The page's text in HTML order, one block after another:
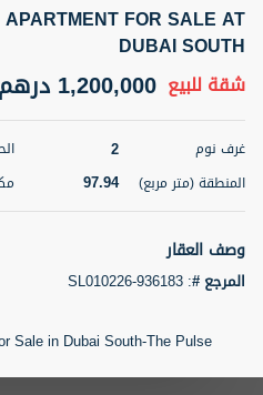
| 3 Bathrooms | 1,274.77 Sq
Ft | Ellington House II
شقة للبيع 4,100,000 درهم
22
TATIANA VEBER أتصل الأن
5 أشهر +
FOR SALE AT
DUBAI SOUTH
شقة للبيع 1,200,000 درهم
غرف نوم 2
المنطقة (متر مربع) 97.94
وصف العقار
المرجع #:
SL010226-936183
Sale in Dubai South-The Pulse
تصفية